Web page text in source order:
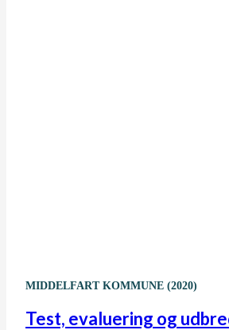
MIDDELFART KOMMUNE (2020)
Test, evaluering og